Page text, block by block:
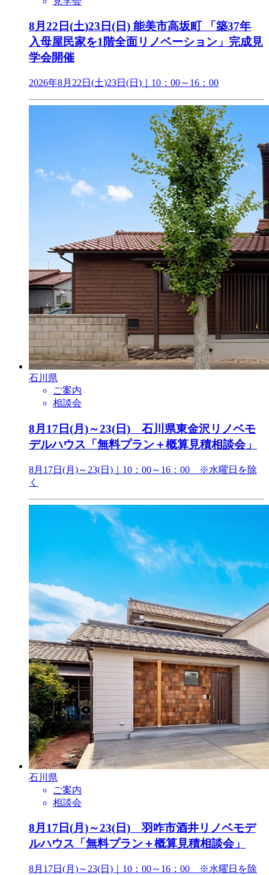
8月22日(土)23日(日) 能美市高坂町 「築37年
入母屋民家を1階全面リノベーション」完成見
学会開催
2026年8月22日(土)23日(日)｜10：00～16：00
石川県
ご案内
相談会
8月17日(月)～23(日) 石川県東金沢リノベモ
デルハウス「無料プラン＋概算見積相談会」
8月17日(月)～23(日)｜10：00～16：00 ※水曜日を除
く
石川県
ご案内
相談会
8月17日(月)～23(日) 羽咋市酒井リノベモデ
ルハウス「無料プラン＋概算見積相談会」
8月17日(月)～23(日)｜10：00～16：00 ※水曜日を除